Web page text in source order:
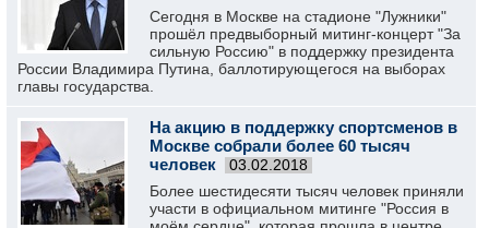
Сегодня в Москве на стадионе "Лужники"
прошёл предвыборный митинг-концерт "За
сильную Россию" в поддержку президента
России Владимира Путина, баллотирующегося на выборах
главы государства.
На акцию в поддержку спортсменов в
Москве собрали более 60 тысяч
человек
03.02.2018
Более шестидесяти тысяч человек приняли
участи в официальном митинге "Россия в